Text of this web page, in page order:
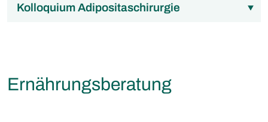
Kolloquium Adipositaschirurgie
Ernährungsberatung